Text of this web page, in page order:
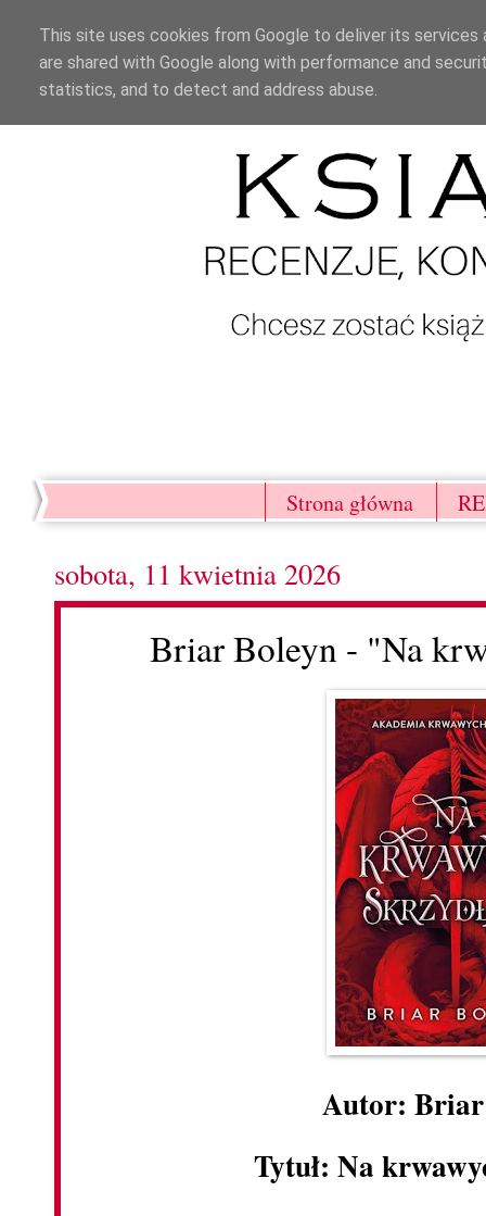
Strona główna
sobota, 11 kwietnia 2026
Briar Boleyn - "Na
Autor:
Tytuł: Na
This site uses cookies from Google to deliver its
are shared with Google along with performance and
statistics, and to detect and address abuse.